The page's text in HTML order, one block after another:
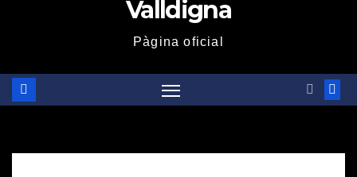
Valldigna
Pàgina oficial